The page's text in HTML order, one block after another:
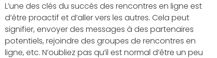
L’une des clés du succès des rencontres en ligne est
d’être proactif et d’aller vers les autres. Cela peut
signifier, envoyer des messages à des partenaires
potentiels, rejoindre des groupes de rencontres en
ligne, etc. N’oubliez pas qu’il est normal d’être un peu